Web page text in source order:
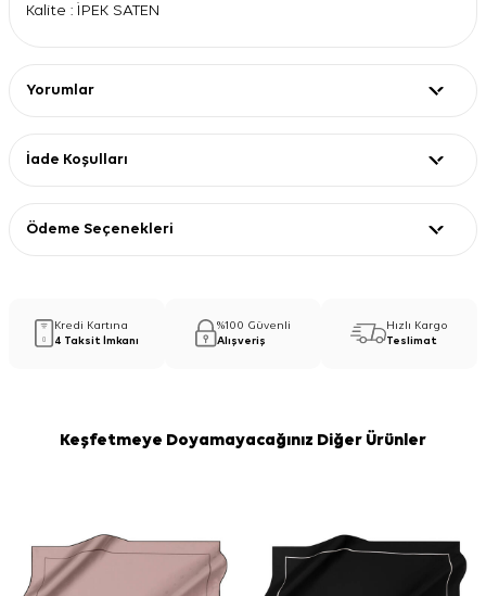
Kalite : İPEK SATEN
Yorumlar
İade Koşulları
Ödeme Seçenekleri
Kredi Kartına
4 Taksit İmkanı
%100 Güvenli
Alışveriş
Hızlı Kargo
Teslimat
Keşfetmeye Doyamayacağınız Diğer Ürünler